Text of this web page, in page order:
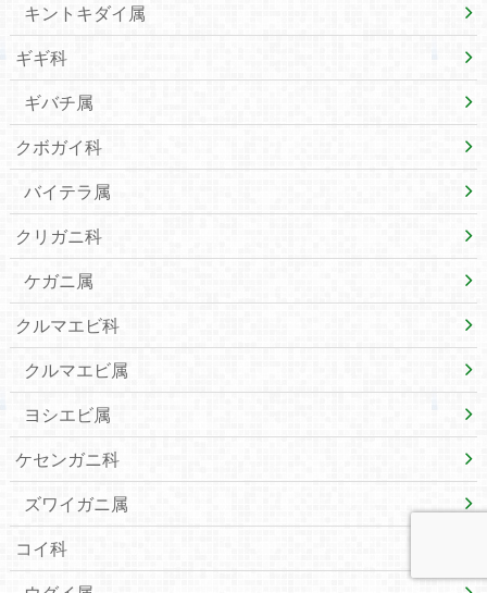
キントキダイ属
ギギ科
ギバチ属
クボガイ科
バイテラ属
クリガニ科
ケガニ属
クルマエビ科
クルマエビ属
ヨシエビ属
ケセンガニ科
ズワイガニ属
コイ科